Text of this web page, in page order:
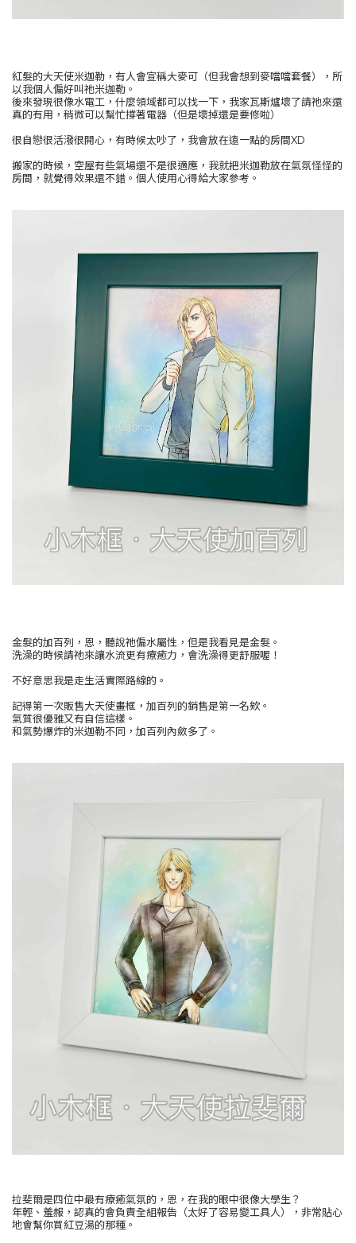
紅髮的大天使米迦勒，有人會宣稱大麥可（但我會想到麥噹噹套餐），所
以我個人偏好叫祂米迦勒。
後來發現很像水電工，什麼領域都可以找一下，我家瓦斯爐壞了請祂來還
真的有用，稍微可以幫忙撐著電器（但是壞掉還是要修啦）
很自戀很活潑很開心，有時候太吵了，我會放在遠一點的房間XD
搬家的時候，空屋有些氣場還不是很適應，我就把米迦勒放在氣氛怪怪的
房間，就覺得效果還不錯。個人使用心得給大家參考。
金髮的加百列，恩，聽說祂偏水屬性，但是我看見是金髮。
洗澡的時候請祂來讓水流更有療癒力，會洗澡得更舒服喔！
不好意思我是走生活實際路線的。
記得第一次販售大天使畫框，加百列的銷售是第一名欸。
氣質很優雅又有自信這樣。
和氣勢爆炸的米迦勒不同，加百列內斂多了。
拉斐爾是四位中最有療癒氣氛的，恩，在我的眼中很像大學生？
年輕、羞赧，認真的會負責全組報告（太好了容易變工具人），非常貼心
地會幫你買紅豆湯的那種。